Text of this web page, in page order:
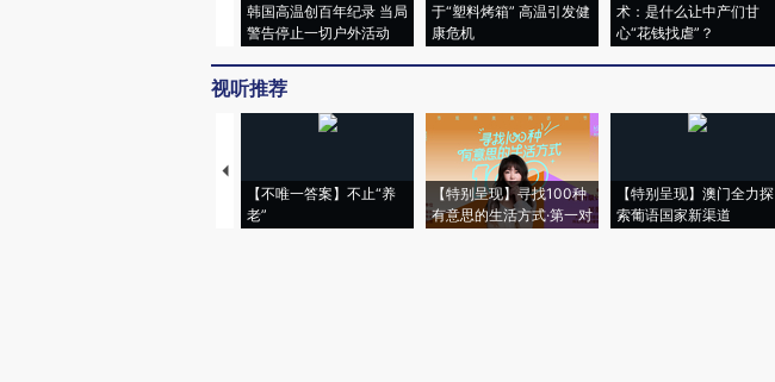
韩国高温创百年纪录 当局
警告停止一切户外活动
于“塑料烤箱” 高温引发健
康危机
术：是什么让中产们甘
心“花钱找虐”？
视听推荐
【不唯一答案】不止“养
老”
【特别呈现】寻找100种
有意思的生活方式·第一对
【特别呈现】澳门全力探
索葡语国家新渠道